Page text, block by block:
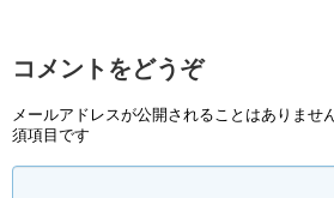
コメントをどうぞ
メールアドレスが公開されることはありません
須項目です